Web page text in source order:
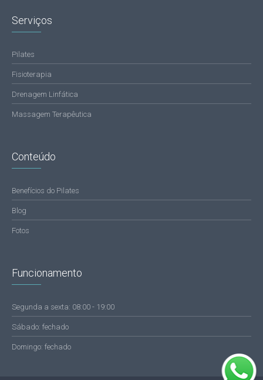
Serviços
Pilates
Fisioterapia
Drenagem Linfática
Massagem Terapêutica
Conteúdo
Benefícios do Pilates
Blog
Fotos
Funcionamento
Segunda a sexta: 08:00 - 19:00
Sábado: fechado
Domingo: fechado